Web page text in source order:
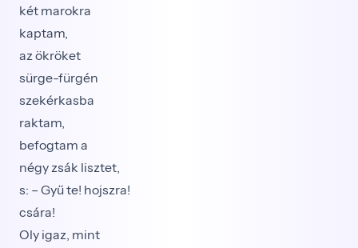
két marokra
kaptam,
az ökröket
sürge-fürgén
szekérkasba
raktam,
befogtam a
négy zsák lisztet,
s: – Gyű te! hojszra!
csára!
Oly igaz, mint